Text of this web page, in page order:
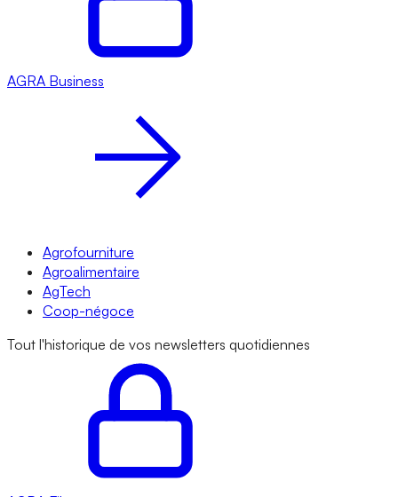
AGRA Business
Agrofourniture
Agroalimentaire
AgTech
Coop-négoce
Tout l'historique de vos newsletters quotidiennes